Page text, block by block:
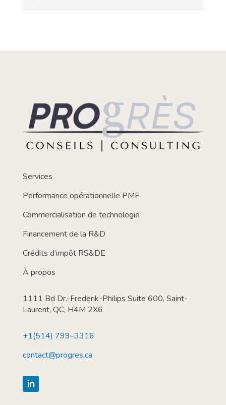
Services
Performance opérationnelle PME
Commercialisation de technologie
Financement de la R&D
Crédits d’impôt RS&DE
À propos
1111 Bd Dr.-Frederik-Philips Suite 600, Saint-
Laurent, QC, H4M 2X6
+1(514) 799–3316
contact@progres.ca